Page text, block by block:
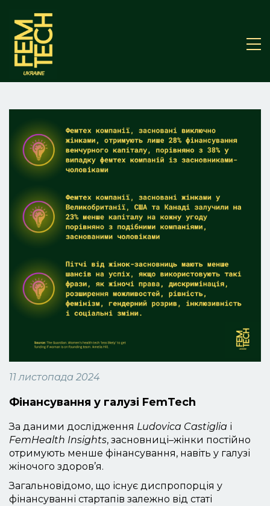
11 листопада 2024
Фінансування у галузі FemTech
За даними дослідження Ludovica Castiglia і
FemHealth Insights, засновниці–жінки постійно
отримують менше фінансування, навіть у галузі
жіночого здоров’я.
Загальновідомо, що існує диспропорція у
фінансуванні стартапів залежно від статі